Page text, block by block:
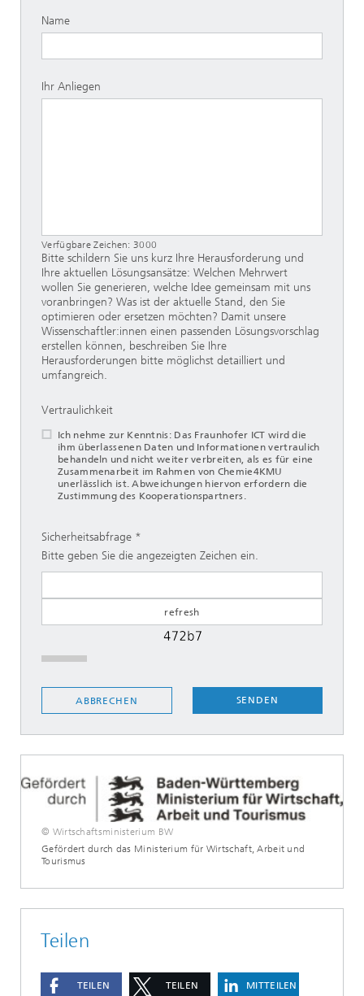
Name
Ihr Anliegen
Verfügbare Zeichen:3000
Bitte schildern Sie uns kurz Ihre Herausforderung und
Ihre aktuellen Lösungsansätze: Welchen Mehrwert
wollen Sie generieren, welche Idee gemeinsam mit uns
voranbringen? Was ist der aktuelle Stand, den Sie
optimieren oder ersetzen möchten? Damit unsere
Wissenschaftler:innen einen passenden Lösungsvorschlag
erstellen können, beschreiben Sie Ihre
Herausforderungen bitte möglichst detailliert und
umfangreich.
Vertraulichkeit
Ich nehme zur Kenntnis: Das Fraunhofer ICT wird die
ihm überlassenen Daten und Informationen vertraulich
behandeln und nicht weiter verbreiten, als es für eine
Zusammenarbeit im Rahmen von Chemie4KMU
unerlässlich ist. Abweichungen hiervon erfordern die
Zustimmung des Kooperationspartners.
Sicherheitsabfrage
Bitte geben Sie die angezeigten Zeichen ein.
SENDEN
ABBRECHEN
© Wirtschaftsministerium BW
Gefördert durch das Ministerium für Wirtschaft, Arbeit und
Tourismus
Teilen
TEILEN TEILEN MITTEILEN